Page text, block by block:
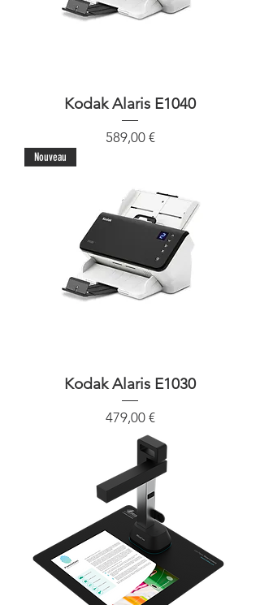
Kodak Alaris E1040
Precio
589,00 €
Nouveau
Kodak Alaris E1030
Precio
479,00 €